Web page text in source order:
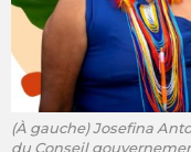
(À gauche) Josefina
du Conseil